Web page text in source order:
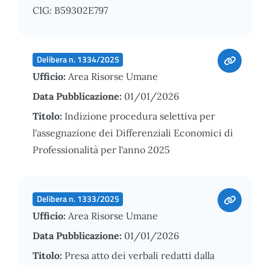
CIG: B59302E797
Delibera n. 1334/2025
Ufficio: Area Risorse Umane
Data Pubblicazione: 01/01/2026
Titolo: Indizione procedura selettiva per
l'assegnazione dei Differenziali Economici di
Professionalità per l'anno 2025
Delibera n. 1333/2025
Ufficio: Area Risorse Umane
Data Pubblicazione: 01/01/2026
Titolo: Presa atto dei verbali redatti dalla